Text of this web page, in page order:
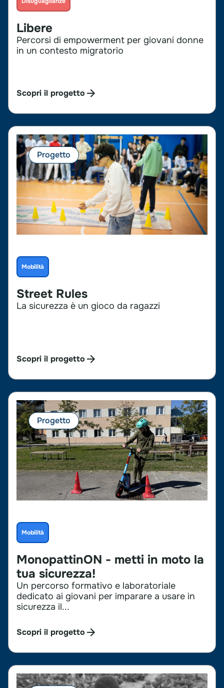
Libere
Percorsi di empowerment per giovani donne
in un contesto migratorio
Scopri il progetto
Progetto
Mobilità
Street Rules
La sicurezza è un gioco da ragazzi
Scopri il progetto
Progetto
Mobilità
MonopattinON - metti in moto la
tua sicurezza!
Un percorso formativo e laboratoriale
dedicato ai giovani per imparare a usare in
sicurezza il...
Scopri il progetto